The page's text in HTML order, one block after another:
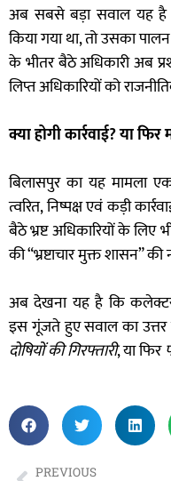
अब सबसे बड़ा सवाल यह है
किया गया था, तो उसका
के भीतर बैठे अधिकारी अब
लिप्त अधिकारियों को
क्या होगी कार्रवाई? या
बिलासपुर का यह मामला
त्वरित, निष्पक्ष एवं कड़ी
बैठे भ्रष्ट अधिकारियों के
की “भ्रष्टाचार मुक्त शासन”
अब देखना यह है कि कलेक्टर
इस गूंजते हुए सवाल का
दोषियों की गिरफ्तारी, या फिर
PREVIOUS